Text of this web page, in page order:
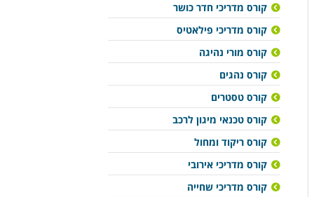
קורס מדריכי חדר כושר
קורס מדריכי פילאטיס
קורס מורי נהיגה
קורס נהגים
קורס טסטרים
קורס טכנאי מיגון לרכב
קורס ריקוד ומחול
קורס מדריכי אירובי
קורס מדריכי שחייה